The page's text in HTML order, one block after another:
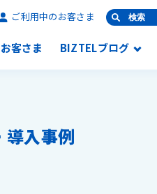
客さま BIZTELブログ
ご利用中のお客さま 検索
入事例